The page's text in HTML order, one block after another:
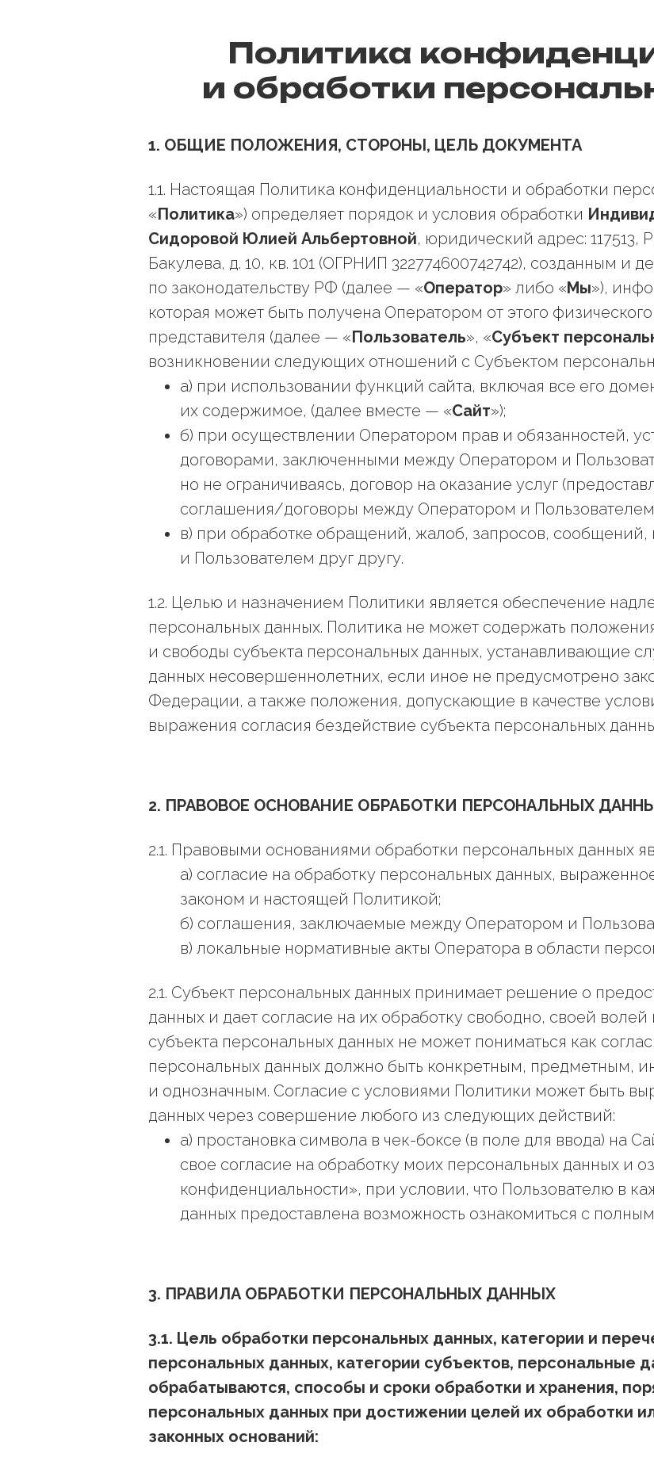
Политика
и обработки
1. ОБЩИЕ ПОЛОЖЕНИЯ, СТОРОНЫ, ЦЕЛЬ ДОКУМЕНТА
1.1. Настоящая Политика конфиденциальности и обработки
«Политика») определяет порядок и условия обработки
Сидоровой Юлией Альбертовной, юридический адрес: 117513,
Бакулева, д. 10, кв. 101 (ОГРНИП 322774600742742), созданным и
по законодательству РФ (далее — «Оператор» либо «Мы»),
которая может быть получена Оператором от этого
представителя (далее — «Пользователь», «Субъект
возникновении следующих отношений с Субъектом
а) при использовании функций сайта, включая все его
их содержимое, (далее вместе — «Сайт»);
б) при осуществлении Оператором прав и обязанностей,
договорами, заключенными между Оператором и
но не ограничиваясь, договор на оказание услуг
соглашения/договоры между Оператором и
в) при обработке обращений, жалоб, запросов,
и Пользователем друг другу.
1.2. Целью и назначением Политики является обеспечение
персональных данных. Политика не может содержать
и свободы субъекта персональных данных, устанавливающие
данных несовершеннолетних, если иное не предусмотрено
Федерации, а также положения, допускающие в качестве
выражения согласия бездействие субъекта персональных
2. ПРАВОВОЕ ОСНОВАНИЕ ОБРАБОТКИ ПЕРСОНАЛЬНЫХ
2.1. Правовыми основаниями обработки персональных данных
а) согласие на обработку персональных данных,
законом и настоящей Политикой;
б) соглашения, заключаемые между Оператором и
в) локальные нормативные акты Оператора в области
2.1. Субъект персональных данных принимает решение о
данных и дает согласие на их обработку свободно, своей
субъекта персональных данных не может пониматься как
персональных данных должно быть конкретным, предметным,
и однозначным. Согласие с условиями Политики может быть
данных через совершение любого из следующих действий:
а) простановка символа в чек-боксе (в поле для ввода) на
свое согласие на обработку моих персональных данных и
конфиденциальности», при условии, что Пользователю в
данных предоставлена возможность ознакомиться с
3. ПРАВИЛА ОБРАБОТКИ ПЕРСОНАЛЬНЫХ ДАННЫХ
3.1. Цель обработки персональных данных, категории и
персональных данных, категории субъектов, персональные
обрабатываются, способы и сроки обработки и хранения,
персональных данных при достижении целей их обработки
законных оснований: